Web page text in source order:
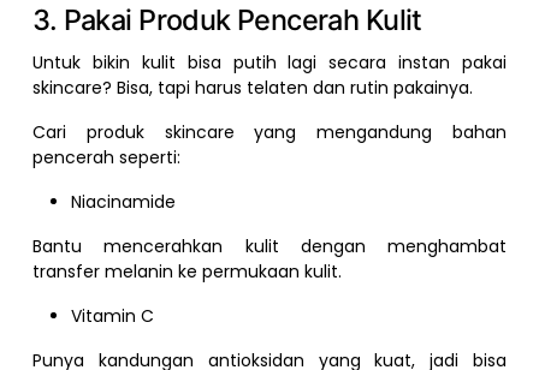
3. Pakai Produk Pencerah Kulit
Untuk bikin kulit bisa putih lagi secara instan pakai
skincare? Bisa, tapi harus telaten dan rutin pakainya.
Cari produk skincare yang mengandung bahan
pencerah seperti:
Niacinamide
Bantu mencerahkan kulit dengan menghambat
transfer melanin ke permukaan kulit.
Vitamin C
Punya kandungan antioksidan yang kuat, jadi bisa